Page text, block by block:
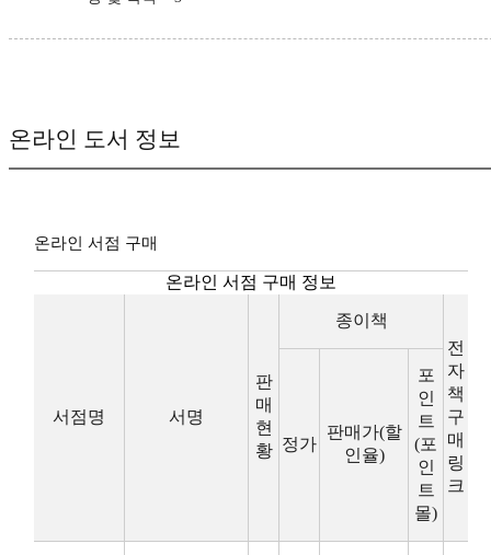
온라인 도서 정보
온라인 서점 구매
온라인 서점 구매 정보
서점명 서명
판
매
현
황
종이책
전
자
책
구
매
링
크
정가
판매가(할
인율)
포
인
트
(포
인
트
몰)